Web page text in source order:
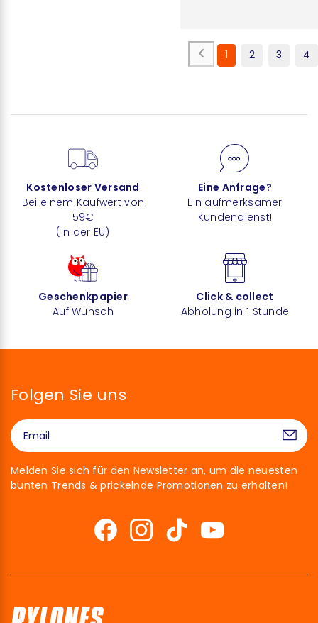
1 2 3 4
Kostenloser Versand
Bei einem Kaufwert von
59€
(in der EU)
Eine Anfrage?
Ein aufmerksamer
Kundendienst!
Geschenkpapier
Auf Wunsch
Click & collect
Abholung in 1 Stunde
Folgen Sie uns
Melden Sie sich für den Newsletter an, um die neuesten
bunten Trends & prickelnde Promotionen zu erhalten!